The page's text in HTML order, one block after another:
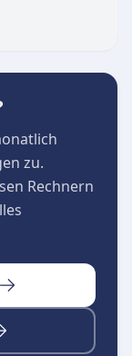
Entlastung
in besten
zu.
Rechnern